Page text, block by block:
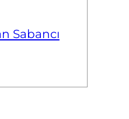
Sabancı